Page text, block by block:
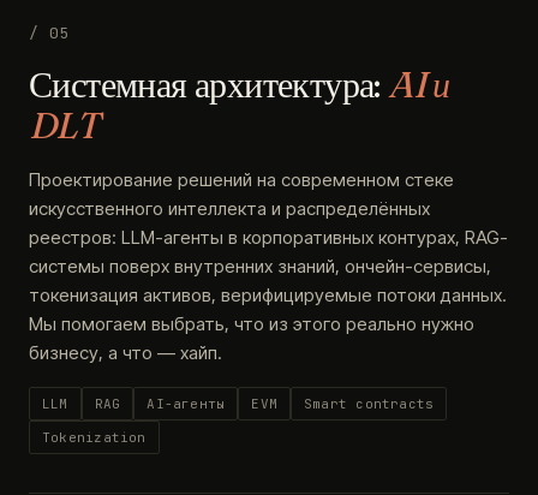
/ 05
Системная архитектура:AI и
DLT
Проектирование решений на современном стеке
искусственного интеллекта и распределённых
реестров: LLM-агенты в корпоративных контурах, RAG-
системы поверх внутренних знаний, ончейн-сервисы,
токенизация активов, верифицируемые потоки данных.
Мы помогаем выбрать, что из этого реально нужно
бизнесу, а что — хайп.
LLM RAG AI-агенты EVM
Smart contracts
Tokenization